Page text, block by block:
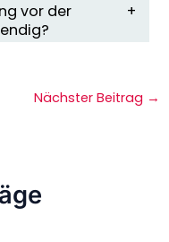
vor der
Nächster Beitrag →